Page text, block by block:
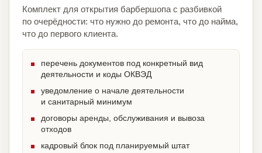
Комплект для открытия барбершопа с разбивкой
по очерёдности: что нужно до ремонта, что до найма,
что до первого клиента.
перечень документов под конкретный вид
деятельности и коды ОКВЭД
уведомление о начале деятельности
и санитарный минимум
договоры аренды, обслуживания и вывоза
отходов
кадровый блок под планируемый штат